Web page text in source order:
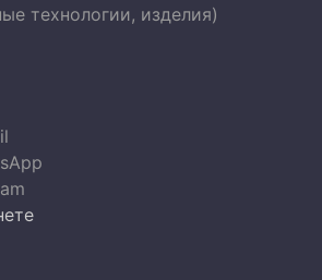
технологии, изделия)